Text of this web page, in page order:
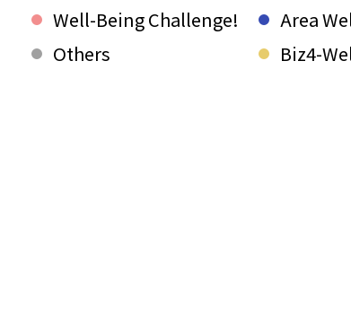
Well-Being Challenge!
Biz4-
Area
Others